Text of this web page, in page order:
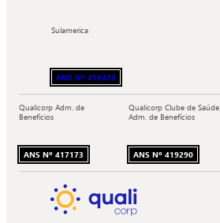
Sulamerica
ANS Nº 416428
Qualicorp Adm. de
Benefícios
ANS Nº 417173
Qualicorp Clube de Saúde
Adm. de Benefícios
ANS Nº 419290